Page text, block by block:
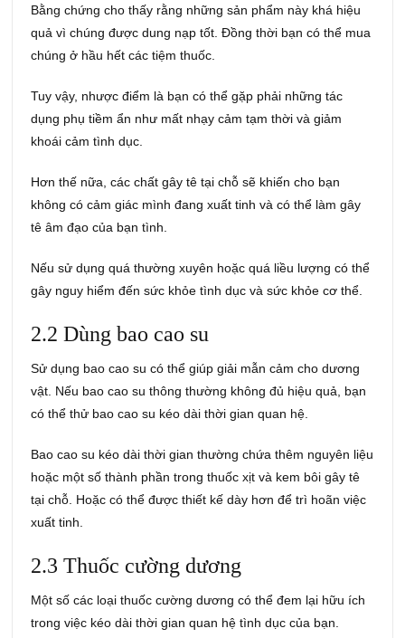
Bằng chứng cho thấy rằng những sản phẩm này khá hiệu
quả vì chúng được dung nạp tốt. Đồng thời bạn có thể mua
chúng ở hầu hết các tiệm thuốc.
Tuy vậy, nhược điểm là bạn có thể gặp phải những tác
dụng phụ tiềm ẩn như mất nhạy cảm tạm thời và giảm
khoái cảm tình dục.
Hơn thế nữa, các chất gây tê tại chỗ sẽ khiến cho bạn
không có cảm giác mình đang xuất tinh và có thể làm gây
tê âm đạo của bạn tình.
Nếu sử dụng quá thường xuyên hoặc quá liều lượng có thể
gây nguy hiểm đến sức khỏe tình dục và sức khỏe cơ thể.
2.2 Dùng bao cao su
Sử dụng bao cao su có thể giúp giải mẫn cảm cho dương
vật. Nếu bao cao su thông thường không đủ hiệu quả, bạn
có thể thử bao cao su kéo dài thời gian quan hệ.
Bao cao su kéo dài thời gian thường chứa thêm nguyên liệu
hoặc một số thành phần trong thuốc xịt và kem bôi gây tê
tại chỗ. Hoặc có thể được thiết kế dày hơn để trì hoãn việc
xuất tinh.
2.3 Thuốc cường dương
Một số các loại thuốc cường dương có thể đem lại hữu ích
trong việc kéo dài thời gian quan hệ tình dục của bạn.